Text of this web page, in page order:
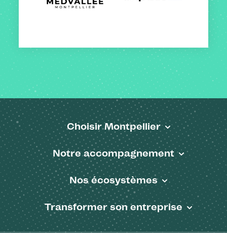
Pied de page
Choisir Montpellier
Notre accompagnement
Nos écosystèmes
Transformer son entreprise